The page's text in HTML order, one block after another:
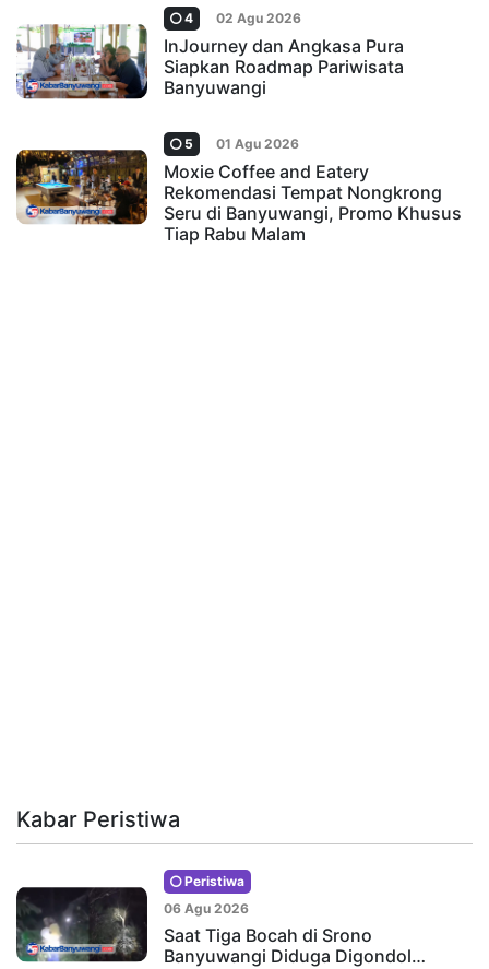
4 02 Agu 2026
InJourney dan Angkasa Pura
Siapkan Roadmap Pariwisata
Banyuwangi
5 01 Agu 2026
Moxie Coffee and Eatery
Rekomendasi Tempat Nongkrong
Seru di Banyuwangi, Promo Khusus
Tiap Rabu Malam
Kabar Peristiwa
Peristiwa
06 Agu 2026
Saat Tiga Bocah di Srono
Banyuwangi Diduga Digondol…